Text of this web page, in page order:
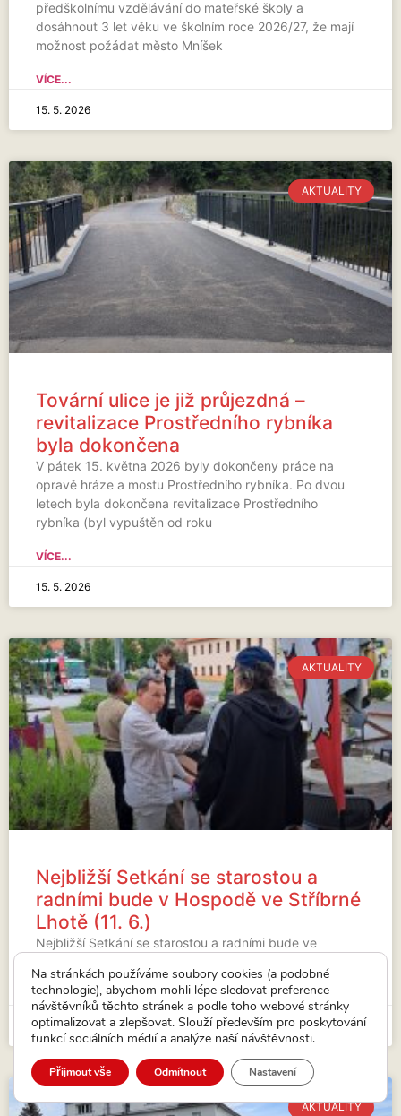
předškolnímu vzdělávání do mateřské školy a
dosáhnout 3 let věku ve školním roce 2026/27, že mají
možnost požádat město Mníšek
VÍCE...
15. 5. 2026
AKTUALITY
Tovární ulice je již průjezdná –
revitalizace Prostředního rybníka
byla dokončena
V pátek 15. května 2026 byly dokončeny práce na
opravě hráze a mostu Prostředního rybníka. Po dvou
letech byla dokončena revitalizace Prostředního
rybníka (byl vypuštěn od roku
VÍCE...
15. 5. 2026
AKTUALITY
Nejbližší Setkání se starostou a
radními bude v Hospodě ve Stříbrné
Lhotě (11. 6.)
Nejbližší Setkání se starostou a radními bude ve
VÍCE...
15. 5. 2026
AKTUALITY
Na stránkách používáme soubory cookies (a podobné
technologie), abychom mohli lépe sledovat preference
návštěvníků těchto stránek a podle toho webové stránky
optimalizovat a zlepšovat. Slouží především pro poskytování
funkcí sociálních médií a analýze naší návštěvnosti.
Přijmout vše Odmítnout Nastavení